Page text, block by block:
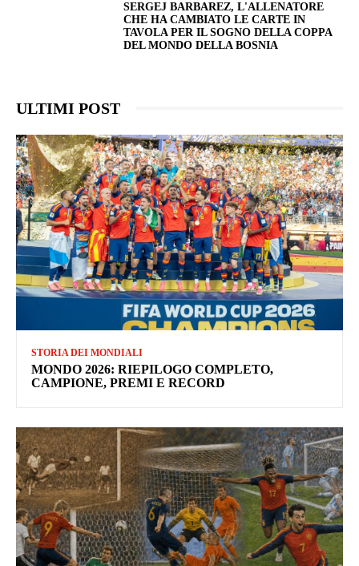
SERGEJ BARBAREZ, L'ALLENATORE
CHE HA CAMBIATO LE CARTE IN
TAVOLA PER IL SOGNO DELLA COPPA
DEL MONDO DELLA BOSNIA
ULTIMI POST
STORIA DEI MONDIALI
MONDO 2026: RIEPILOGO COMPLETO,
CAMPIONE, PREMI E RECORD